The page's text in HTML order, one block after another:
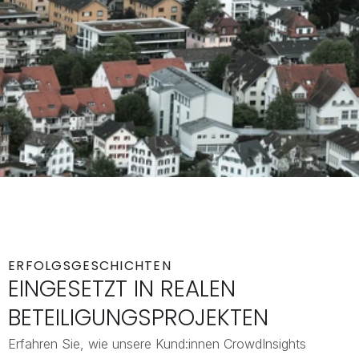
ERFOLGSGESCHICHTEN
EINGESETZT IN REALEN
BETEILIGUNGSPROJEKTEN
Erfahren Sie, wie unsere Kund:innen CrowdInsights